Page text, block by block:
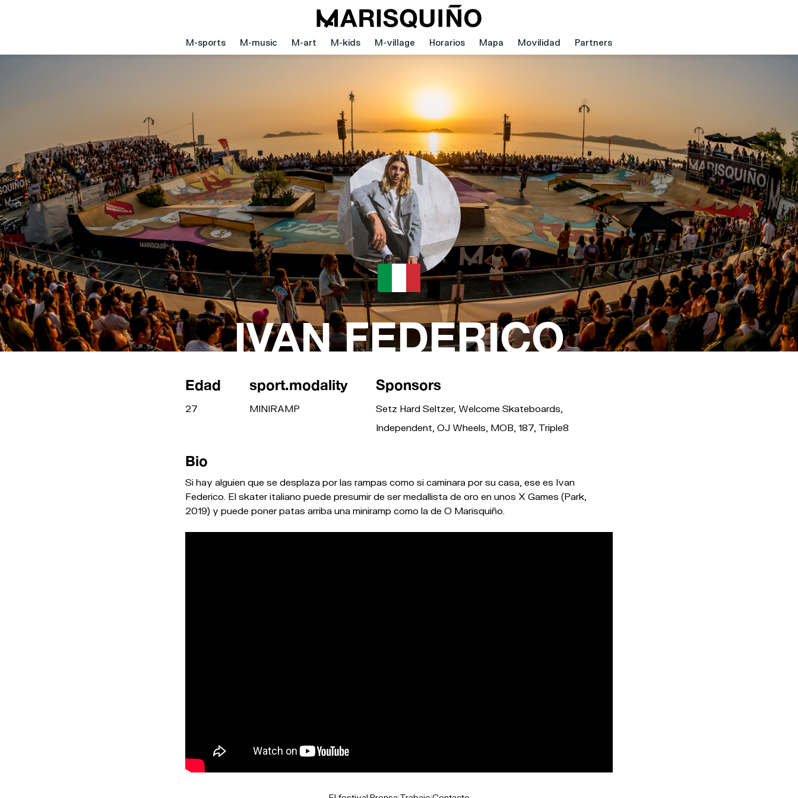
M-sports M-music M-art M-kids M-village Horarios Mapa Movilidad Partners
IVAN FEDERICO
Edad
27
sport.modality
MINIRAMP
Sponsors
Setz Hard Seltzer, Welcome Skateboards,
Independent, OJ Wheels, MOB, 187, Triple8
Bio
Si hay alguien que se desplaza por las rampas como si caminara por su casa, ese es Ivan
Federico. El skater italiano puede presumir de ser medallista de oro en unos X Games (Park,
2019) y puede poner patas arriba una miniramp como la de O Marisquiño.